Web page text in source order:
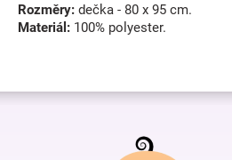
Rozměry: dečka - 80 x 95 cm.
Materiál: 100% polyester.
Z